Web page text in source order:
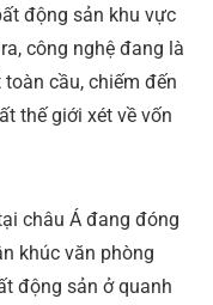
động sản khu vực
công nghệ đang là
cầu, chiếm đến
thế giới xét về vốn
châu Á đang đóng
khúc văn phòng
động sản ở quanh